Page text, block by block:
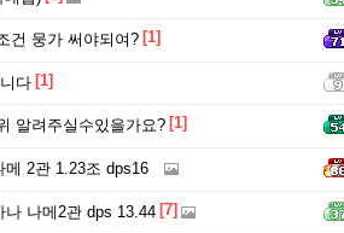
건 뭉가 써야되여? [1]
다 [1]
알려주실수있을가요? [1]
메 2관 1.23조 dps16
나 나메2관 dps 13.44 [7]